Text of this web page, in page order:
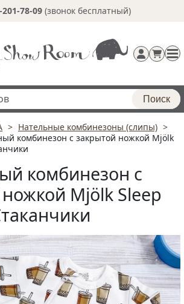
201-78-09 (звонок бесплатный)
Регистрация
Поиск
Нательные комбинезоны (слипы)
комбинезон с закрытой ножкой Mjölk
комбинезон с
Mjölk Sleep